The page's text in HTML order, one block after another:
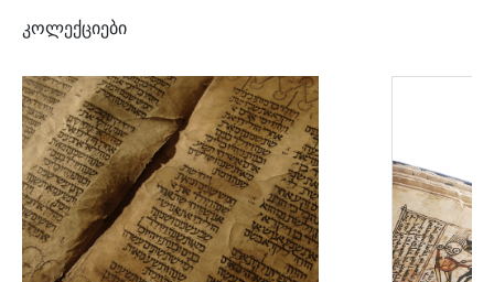
კოლექციები